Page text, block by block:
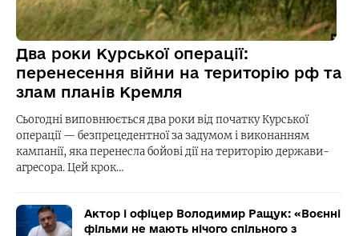
Два роки Курської операції:
перенесення війни на територію рф та
злам планів Кремля
Сьогодні виповнюється два роки від початку Курської
операції — безпрецедентної за задумом і виконанням
кампанії, яка перенесла бойові дії на територію держави-
агресора. Цей крок…
Актор і офіцер Володимир Ращук: «Воєнні
фільми не мають нічого спільного з